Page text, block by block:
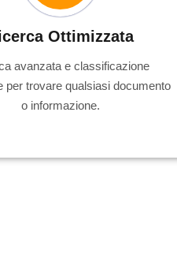
Ottimizzata
avanzata e classificazione
per trovare qualsiasi documento
o informazione.